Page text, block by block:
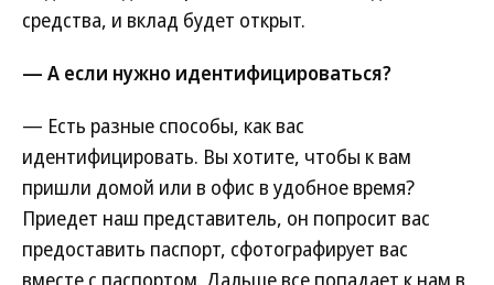
средства, и вклад будет открыт.
— А если нужно идентифицироваться?
— Есть разные способы, как вас
идентифицировать. Вы хотите, чтобы к вам
пришли домой или в офис в удобное время?
Приедет наш представитель, он попросит вас
предоставить паспорт, сфотографирует вас
вместе с паспортом. Дальше все попадает к нам в